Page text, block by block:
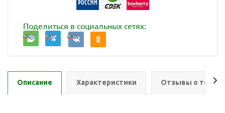
Поделиться в социальных сетях:
Описание Характеристики Отзывы о